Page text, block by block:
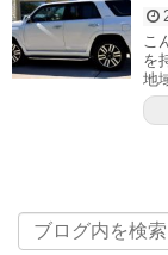
こ
を
地